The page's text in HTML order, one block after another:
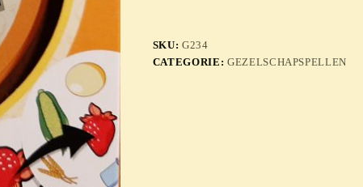
SKU:G234
CATEGORIE: GEZELSCHAPSPELLEN